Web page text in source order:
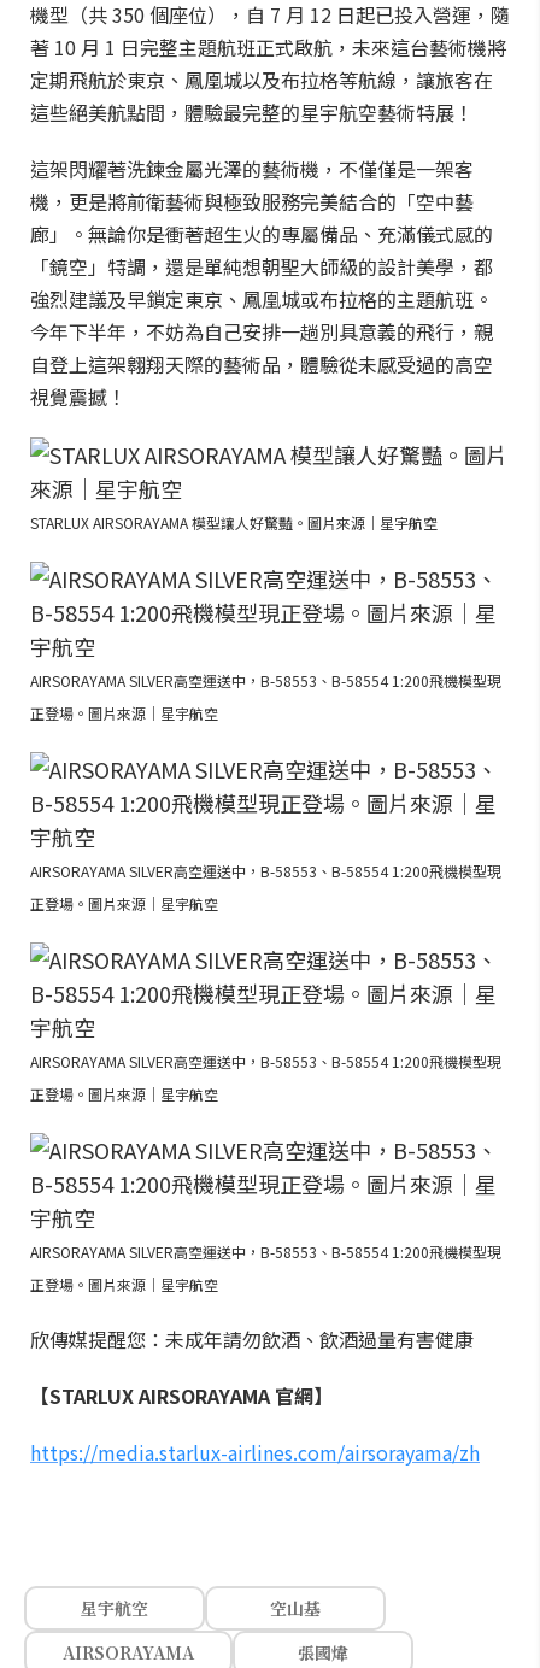
機型（共 350 個座位），自 7 月 12 日起已投入營運，隨
著 10 月 1 日完整主題航班正式啟航，未來這台藝術機將
定期飛航於東京、鳳凰城以及布拉格等航線，讓旅客在
這些絕美航點間，體驗最完整的星宇航空藝術特展！
這架閃耀著洗鍊金屬光澤的藝術機，不僅僅是一架客
機，更是將前衛藝術與極致服務完美結合的「空中藝
廊」。無論你是衝著超生火的專屬備品、充滿儀式感的
「鏡空」特調，還是單純想朝聖大師級的設計美學，都
強烈建議及早鎖定東京、鳳凰城或布拉格的主題航班。
今年下半年，不妨為自己安排一趟別具意義的飛行，親
自登上這架翱翔天際的藝術品，體驗從未感受過的高空
視覺震撼！
STARLUX AIRSORAYAMA 模型讓人好驚豔。圖片來源｜星宇航空
AIRSORAYAMA SILVER高空運送中，B-58553、B-58554 1:200飛機模型現
正登場。圖片來源｜星宇航空
AIRSORAYAMA SILVER高空運送中，B-58553、B-58554 1:200飛機模型現
正登場。圖片來源｜星宇航空
AIRSORAYAMA SILVER高空運送中，B-58553、B-58554 1:200飛機模型現
正登場。圖片來源｜星宇航空
AIRSORAYAMA SILVER高空運送中，B-58553、B-58554 1:200飛機模型現
正登場。圖片來源｜星宇航空
欣傳媒提醒您：未成年請勿飲酒、飲酒過量有害健康
【STARLUX AIRSORAYAMA 官網】
https://media.starlux-airlines.com/airsorayama/zh
星宇航空
空山基
AIRSORAYAMA
張國煒